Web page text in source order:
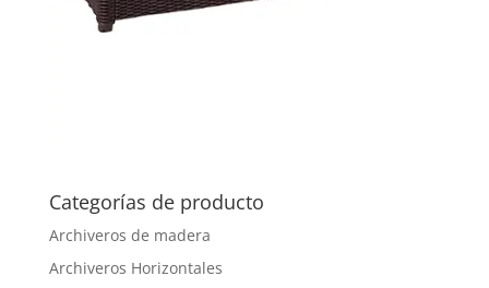
Categorías de producto
Archiveros de madera
Archiveros Horizontales